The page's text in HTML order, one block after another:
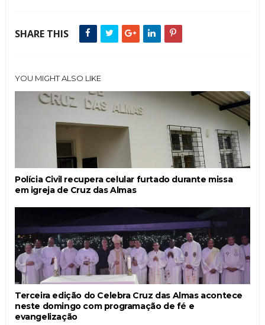
SHARE THIS
YOU MIGHT ALSO LIKE
Polícia Civil recupera celular furtado durante missa
em igreja de Cruz das Almas
Terceira edição do Celebra Cruz das Almas acontece
neste domingo com programação de fé e
evangelização